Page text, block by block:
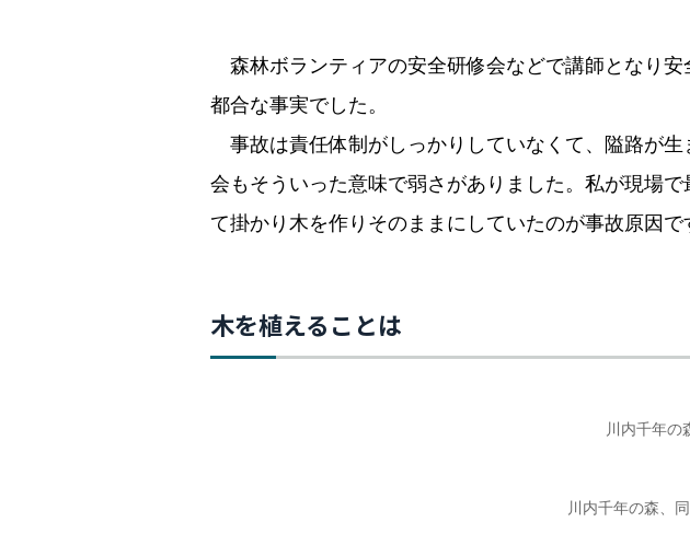
森林ボランティアの安全研修会などで講師となり
都合な事実でした。
事故は責任体制がしっかりしていなくて、隘路が
会もそういった意味で弱さがありました。私が現場
て掛かり木を作りそのままにしていたのが事故原因で
木を植えることは
川内千年
川内千年の森、